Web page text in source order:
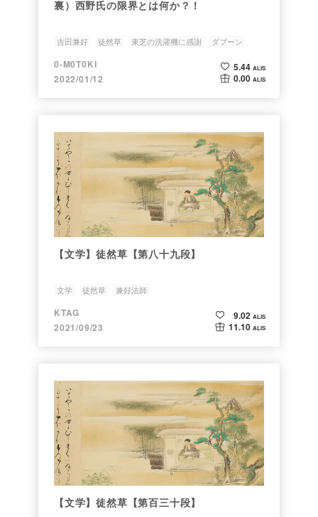
裏）西野氏の限界とは何か？！
吉田兼好 徒然草 東芝の洗濯機に感謝
ダブーン
情報とは
0-M0T0KI
2022/01/12
5.44 ALIS
0.00 ALIS
【文学】徒然草【第八十九段】
文学 徒然草 兼好法師
KTAG
2021/09/23
9.02 ALIS
11.10 ALIS
【文学】徒然草【第百三十段】